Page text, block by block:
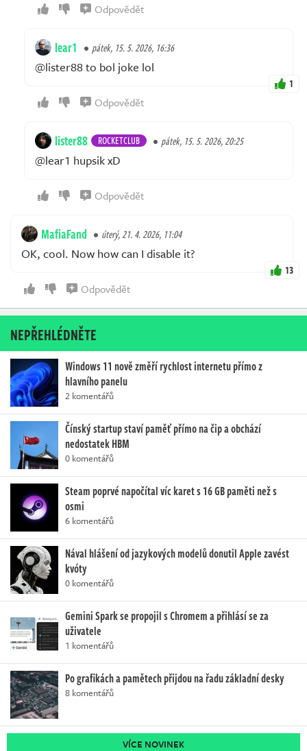
Odpovědět
lear1 pátek, 15. 5. 2026, 16:36
@lister88 to bol joke lol
1
Odpovědět
lister88 ROCKETCLUB pátek, 15. 5. 2026, 20:25
@lear1 hupsik xD
Odpovědět
MafiaFand úterý, 21. 4. 2026, 11:04
OK, cool. Now how can I disable it?
13
Odpovědět
NEPŘEHLÉDNĚTE
Windows 11 nově změří rychlost internetu přímo z
hlavního panelu
2 komentářů
Čínský startup staví paměť přímo na čip a obchází
nedostatek HBM
0 komentářů
Steam poprvé napočítal víc karet s 16 GB paměti než s
osmi
6 komentářů
Nával hlášení od jazykových modelů donutil Apple zavést
kvóty
0 komentářů
Gemini Spark se propojil s Chromem a přihlásí se za
uživatele
1 komentářů
Po grafikách a pamětech přijdou na řadu základní desky
8 komentářů
VÍCE NOVINEK